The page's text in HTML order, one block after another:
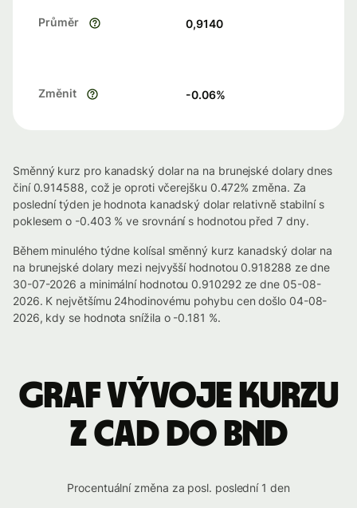
Průměr 0,9140
Změnit -0.06%
Směnný kurz pro kanadský dolar na na brunejské dolary dnes
činí 0.914588, což je oproti včerejšku 0.472% změna. Za
poslední týden je hodnota kanadský dolar relativně stabilní s
poklesem o -0.403 % ve srovnání s hodnotou před 7 dny.
Během minulého týdne kolísal směnný kurz kanadský dolar na
na brunejské dolary mezi nejvyšší hodnotou 0.918288 ze dne
30-07-2026 a minimální hodnotou 0.910292 ze dne 05-08-
2026. K největšímu 24hodinovému pohybu cen došlo 04-08-
2026, kdy se hodnota snížila o -0.181 %.
Graf vývoje kurzu
z CAD do BND
Procentuální změna za posl. poslední 1 den